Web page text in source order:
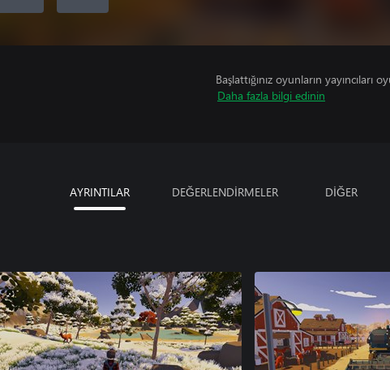
Başlattığınız oyunların
Daha fazla bilgi edinin
AYRINTILAR DEĞERLENDİRMELER DİĞER